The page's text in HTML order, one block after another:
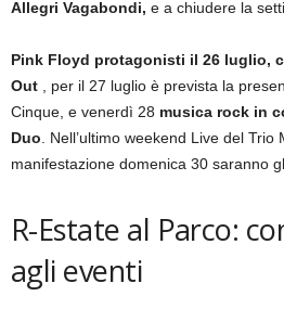
Allegri Vagabondi, e a chiudere la
Pink Floyd protagonisti il 26 luglio,
Out , per il 27 luglio è prevista la
Cinque, e venerdì 28 musica rock in
Duo. Nell’ultimo weekend Live del Trio
manifestazione domenica 30 saranno
R-Estate al Parco:
agli eventi